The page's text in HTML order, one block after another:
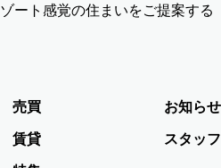
ト感覚の住まいをご提案する
売買
賃貸
お知らせ
スタッ